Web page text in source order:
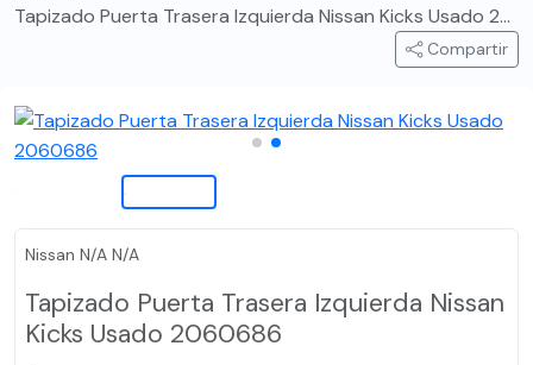
Tapizado Puerta Trasera Izquierda Nissan Kicks Usado 2060686
Compartir
Nissan N/A N/A
Tapizado Puerta Trasera Izquierda Nissan
Kicks Usado 2060686